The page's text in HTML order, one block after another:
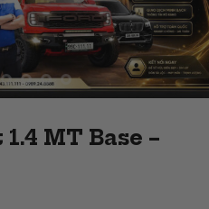
MT Base –